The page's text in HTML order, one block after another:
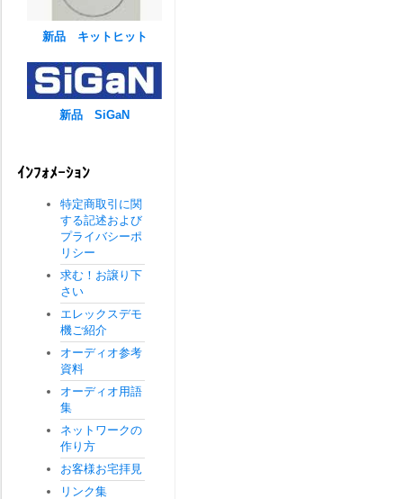
新品 キットヒット
新品 SiGaN
ｲﾝﾌｫﾒｰｼｮﾝ
特定商取引に関
する記述および
プライバシーポ
リシー
求む！お譲り下
さい
エレックスデモ
機ご紹介
オーディオ参考
資料
オーディオ用語
集
ネットワークの
作り方
お客様お宅拝見
リンク集